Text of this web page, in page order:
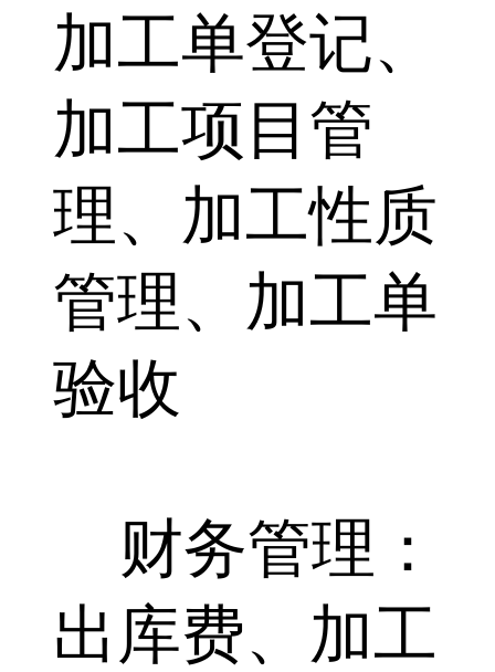
加工单登记、
加工项目管
理、加工性质
管理、加工单
验收
财务管理：
出库费、加工